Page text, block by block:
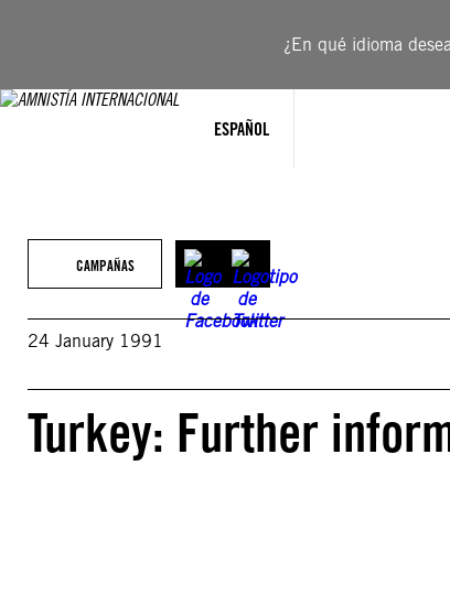
¿En qué idioma
ESPAÑOL
CAMPAÑAS
24 January 1991
Turkey: Further